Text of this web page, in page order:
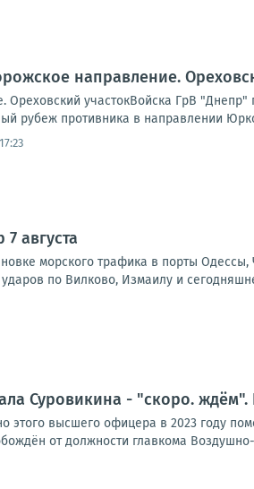
направление.
Ореховский участокВойска ГрВ
рубеж противника в направлении
августа
морского трафика в порты
по Вилково, Измаилу и
Суровикина - "скоро.
этого высшего офицера в 2023 году
от должности главкома